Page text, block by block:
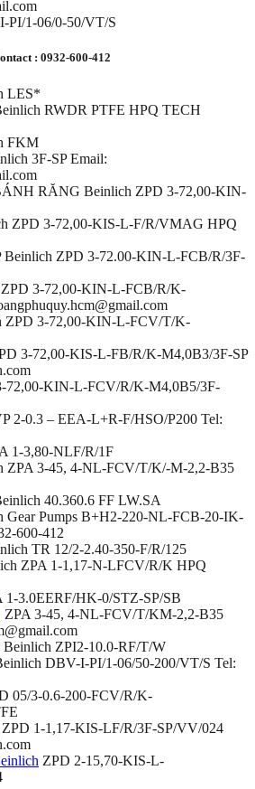
PI/1-06/0-50/VT/S
: 0932-600-412
LES*
RWDR PTFE HPQ TECH
FKM
3F-SP Email:
RĂNG Beinlich ZPD 3-72,00-KIN-
ZPD 3-72,00-KIS-L-F/R/VMAG HPQ
ZPD 3-72.00-KIN-L-FCB/R/3F-
ZPD 3-72,00-KIN-L-FCB/R/K-
ZPD 3-72,00-KIN-L-FCV/T/K-
3-72,00-KIS-L-FB/R/K-M4,0B3/3F-SP
72,00-KIN-L-FCV/R/K-M4,0B5/3F-
2-0.3 – EEA-L+R-F/HSO/P200 Tel:
1-3,80-NLF/R/1F
ZPA 3-45, 4-NL-FCV/T/K/-M-2,2-B35
40.360.6 FF LW.SA
Gear Pumps B+H2-220-NL-FCB-20-IK-
600-412
TR 12/2-2.40-350-F/R/125
ZPA 1-1,17-N-LFCV/R/K HPQ
1-3.0EERF/HK-0/STZ-SP/SB
ZPA 3-45, 4-NL-FCV/T/KM-2,2-B35
ZPI2-10.0-RF/T/W
DBV-I-PI/1-06/50-200/VT/S Tel:
05/3-0.6-200-FCV/R/K-
1-1,17-KIS-LF/R/3F-SP/VV/024
ZPD 2-15,70-KIS-L-